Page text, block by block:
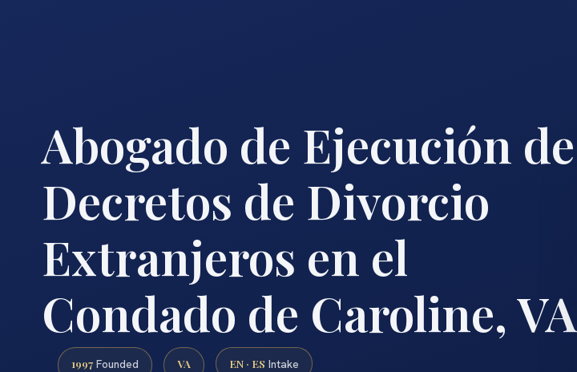
Abogado de Ejecución de
Decretos de Divorcio
Extranjeros en el
Condado de Caroline, VA
1997 Founded VA EN · ES Intake